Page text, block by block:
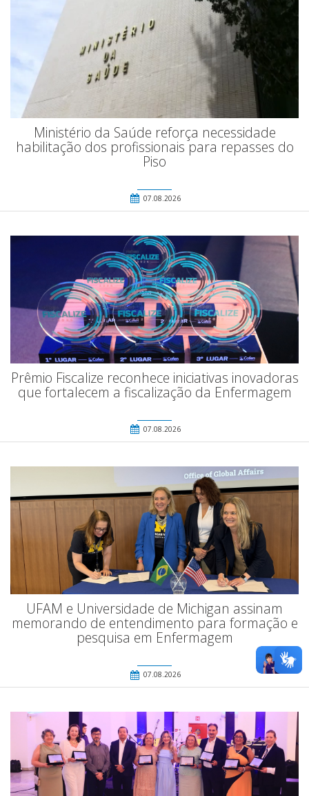
Ministério da Saúde reforça necessidade
habilitação dos profissionais para repasses do
Piso
07.08.2026
Prêmio Fiscalize reconhece iniciativas inovadoras
que fortalecem a fiscalização da Enfermagem
07.08.2026
UFAM e Universidade de Michigan assinam
memorando de entendimento para formação e
pesquisa em Enfermagem
07.08.2026